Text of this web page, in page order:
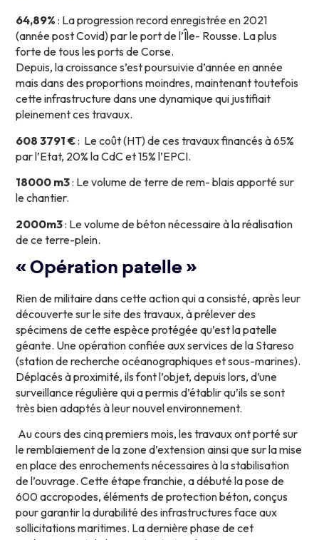
64,89% : La progression record enregistrée en 2021
(année post Covid) par le port de l’Île- Rousse. La plus
forte de tous les ports de Corse.
Depuis, la croissance s’est poursuivie d’année en année
mais dans des proportions moindres, maintenant toutefois
cette infrastructure dans une dynamique qui justifiait
pleinement ces travaux.
608 3791 €: Le coût (HT) de ces travaux financés à 65%
par l’Etat, 20% la CdC et 15% l’EPCI.
18000 m3: Le volume de terre de rem- blais apporté sur
le chantier.
2000m3: Le volume de béton nécessaire à la réalisation
de ce terre-plein.
«Opération patelle »
Rien de militaire dans cette action qui a consisté, après leur
découverte sur le site des travaux, à prélever des
spécimens de cette espèce protégée qu’est la patelle
géante. Une opération confiée aux services de la Stareso
(station de recherche océanographiques et sous-marines).
Déplacés à proximité, ils font l’objet, depuis lors, d’une
surveillance régulière qui a permis d’établir qu’ils se sont
très bien adaptés à leur nouvel environnement.
Au cours des cinq premiers mois, les travaux ont porté sur
le remblaiement de la zone d’extension ainsi que sur la mise
en place des enrochements nécessaires à la stabilisation
de l’ouvrage. Cette étape franchie, a débuté la pose de
600 accropodes, éléments de protection béton, conçus
pour garantir la durabilité des infrastructures face aux
sollicitations maritimes. La dernière phase de cet